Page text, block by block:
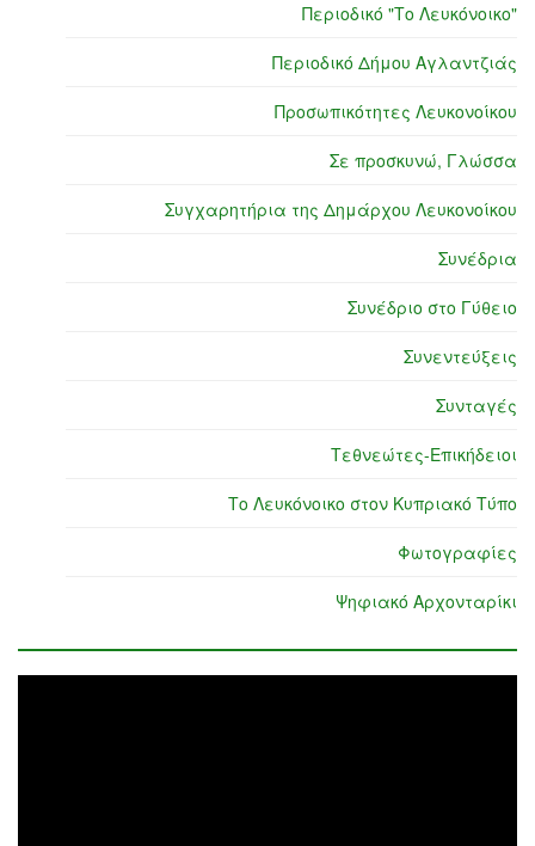
Περιοδικό "Το Λευκόνοικο"
Περιοδικό Δήμου Αγλαντζιάς
Προσωπικότητες Λευκονοίκου
Σε προσκυνώ, Γλώσσα
Συγχαρητήρια της Δημάρχου Λευκονοίκου
Συνέδρια
Συνέδριο στο Γύθειο
Συνεντεύξεις
Συνταγές
Τεθνεώτες-Επικήδειοι
Το Λευκόνοικο στον Κυπριακό Τύπο
Φωτογραφίες
Ψηφιακό Αρχονταρίκι